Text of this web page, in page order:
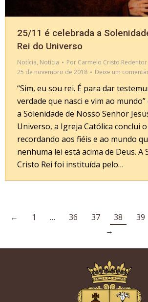
25/11 é celebrada a
Rei do Universo
Notícia, Notícia Por Carmelo Cristo Redentor
25 de novembro de 2018
Deixe um
“Sim, eu sou rei. É para dar
verdade que nasci e vim ao mundo”
a Solenidade de Nosso Senhor
Universo, a Igreja Católica conclui
recordando aos fiéis e ao mundo
nenhuma lei está acima de Deus. A
Cristo Rei foi instituída pelo…
← 1 … 36 37 38 39
→